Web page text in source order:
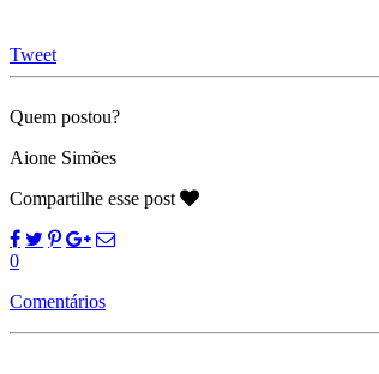
Tweet
Quem postou?
Aione Simões
Compartilhe esse post
0
Comentários